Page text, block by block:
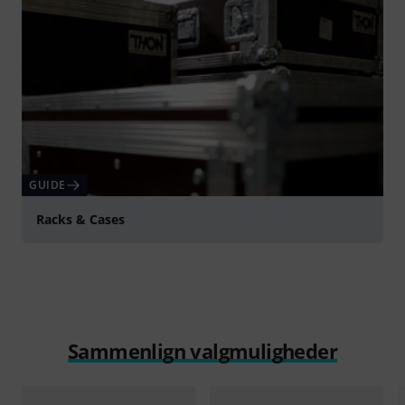
GUIDE
Racks & Cases
Sammenlign valgmuligheder